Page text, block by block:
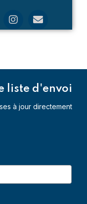
liste d'envoi
à jour directement